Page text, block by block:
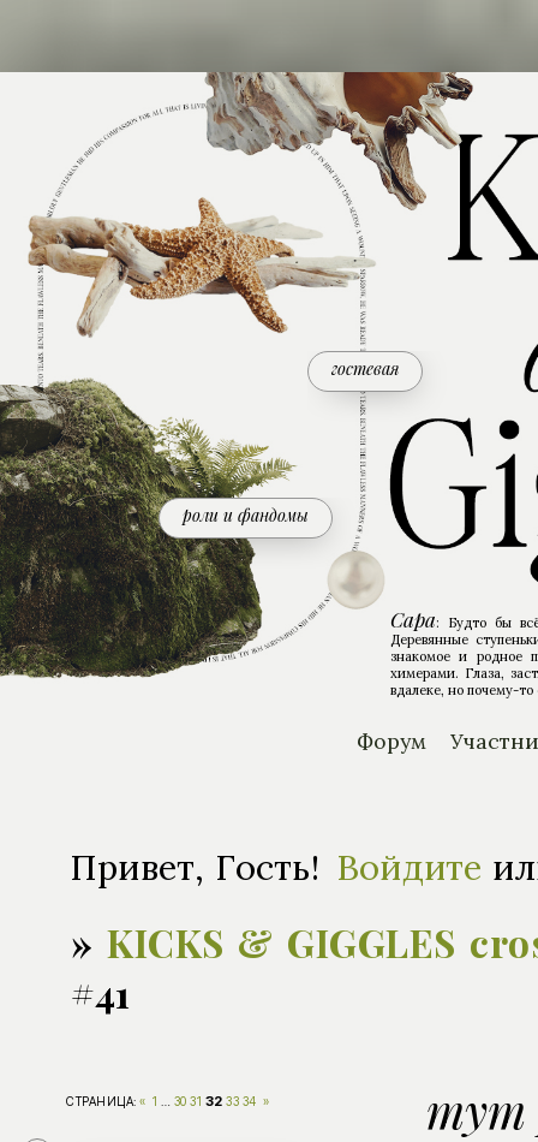
Сара: Будто бы
Деревянные
знакомое и родное
химерами. Глаза,
вдалеке, но почему-то
роли и фандомы
гостевая
Форум
Привет, Гость! Войдите
»KICKS & GIGGLES
#41
тут
СТРАНИЦА: « 1 30 31 32 33 34 »